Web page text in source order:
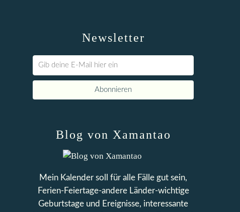
Newsletter
Blog von Xamantao
Mein Kalender soll für alle Fälle gut sein,
Ferien-Feiertage-andere Länder-wichtige
Geburtstage und Ereignisse, interessante